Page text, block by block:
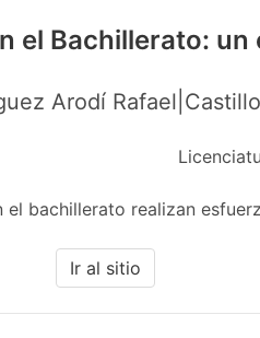
el Bachillerato:
Arodí
bachillerato realizan
Ir al sitio